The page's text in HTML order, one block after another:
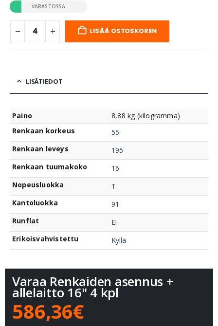
VARASTOSSA
LISÄÄ OSTOSKORIIN
LISÄTIEDOT
Paino
8,88 kg (kilogramma)
Renkaan korkeus
55
Renkaan leveys
195
Renkaan tuumakoko
16
Nopeusluokka
T
Kantoluokka
91
Runflat
Ei
Erikoisvahvistettu
Kyllä
Varaa Renkaiden asennus +
allelaitto 16" 4 kpl
586,36€